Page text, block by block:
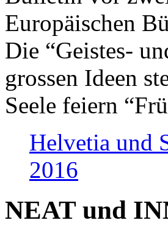
Europäischen
Die “Geistes-
grossen Ideen
Seele feiern
Helvetia und
2016
NEAT und